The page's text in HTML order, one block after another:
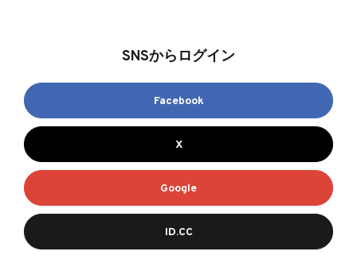
SNSからログイン
Facebook
X
Google
ID.CC